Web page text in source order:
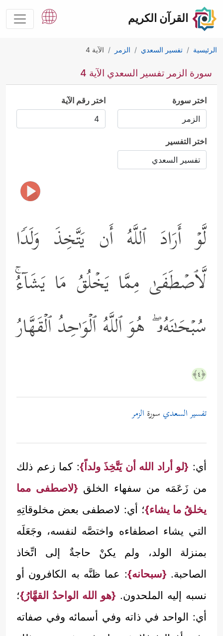
القرآن الكريم
الرئيسية تفسير السعدي الزمر الآية 4
سورة الزمر تفسير السعدي الآية 4
اختر سورة اختر رقم الآية
اختر التفسير
لَّوۡ أَرَادَ ٱللَّهُ أَن یَتَّخِذَ وَلَدࣰا
لَّٱصۡطَفَىٰ مِمَّا یَخۡلُقُ مَا یَشَاۤءُۚ
سُبۡحَـٰنَهُۥ ۖ هُوَ ٱللَّهُ ٱلۡوَ ٰ⁠حِدُ ٱلۡقَهَّارُ
﴿٤﴾
تفسير السعدي سورة الزمر
أي: {لو أراد الله أن يَتَّخِذَ ولداً}: كما زعم ذلك
من زَعَمَه من سفهاء الخلق {لاصطفى مما
يخلقُ ما يشاء}؛ أي: لاصطفى بعض مخلوقاتِهِ
التي يشاء اصطفاءه واختصَّه لنفسه، وجَعَلَه
بمنزلة الولد، ولم يكنْ حاجةٌ إلى اتِّخاذ
الصاحبة. {سبحانه}: عما ظنَّه به الكافرون أو
نسبه إليه الملحدون. {هو الله الواحدُ القهَّارُ}؛
أي: الواحد في ذاته وفي أسمائه وفي صفاته